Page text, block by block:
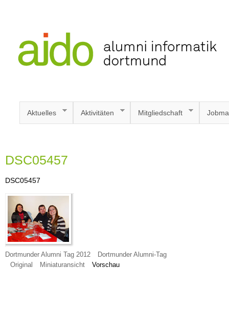
Aktuelles Aktivitäten Mitgliedschaft
DSC05457
DSC05457
Dortmunder Alumni Tag 2012
Dortmunder Alumni-Tag
Original
Miniaturansicht Vorschau